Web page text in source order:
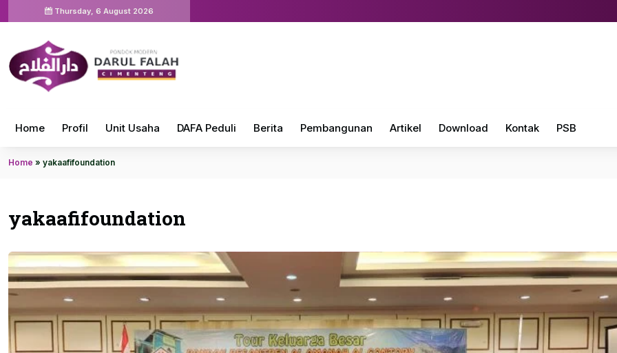
Thursday, 6 August 2026
Home Profil Unit Usaha DAFA Peduli Berita Pembangunan Artikel Download Kontak PSB
Home » yakaafifoundation
yakaafifoundation